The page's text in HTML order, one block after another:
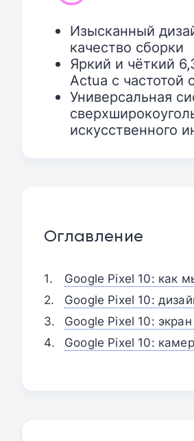
Изысканный
качество сборки
Яркий и чёткий
Actua с частотой
Универсальная
искусственного
Оглавление
Google Pixel 10: как
Google Pixel 10:
Google Pixel 10:
Google Pixel 10: